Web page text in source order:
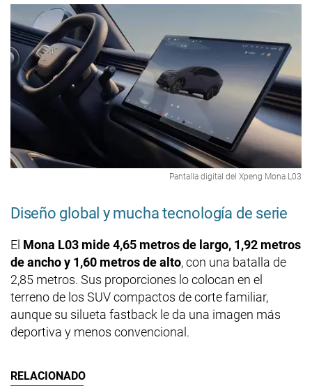
Pantalla digital del Xpeng Mona L03
Diseño global y mucha tecnología de serie
El Mona L03 mide 4,65 metros de largo, 1,92 metros
de ancho y 1,60 metros de alto, con una batalla de
2,85 metros. Sus proporciones lo colocan en el
terreno de los SUV compactos de corte familiar,
aunque su silueta fastback le da una imagen más
deportiva y menos convencional.